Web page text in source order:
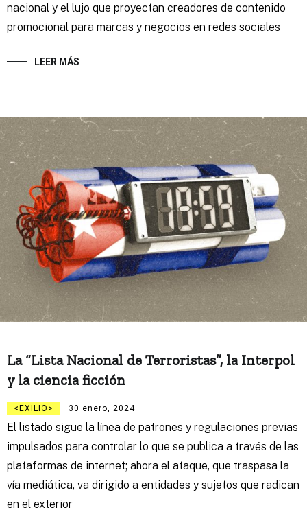
nacional y el lujo que proyectan creadores de contenido
promocional para marcas y negocios en redes sociales
LEER MÁS
La “Lista Nacional de Terroristas”, la Interpol
y la ciencia ficción
EXILIO 30 enero, 2024
El listado sigue la línea de patrones y regulaciones previas
impulsados para controlar lo que se publica a través de las
plataformas de internet; ahora el ataque, que traspasa la
vía mediática, va dirigido a entidades y sujetos que radican
en el exterior